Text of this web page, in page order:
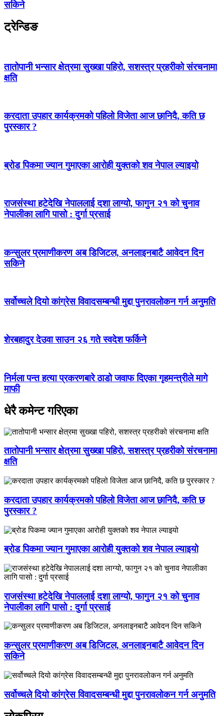
सकिने
ट्रेन्डिङ
तातोपानी भन्सार क्षेत्रमा सुख्खा पहिरो, सशस्त्र प्रहरीको संरचनामा
क्षति
करदाता उपहार कार्यक्रमको पहिलो विजेता आज छानिदै, कति छ
पुरस्कार ?
ब्रोड पिकमा ज्यान गुमाएका आरोही युक्तको शव नेपाल ल्याइयो
राजसंस्था हटेदेखि नेपाललाई दशा लाग्यो, फागुन २१ को चुनाव
नेपालीका लागि पासो : दुर्गा प्रसाई
कन्सुलर प्रमाणीकरण अब डिजिटल, अनलाइनबाटै आवेदन दिन
सकिने
सर्वोच्चले दियो कांग्रेस विवादसम्बन्धी मुद्दा पुनरावलोकन गर्न अनुमति
शेरबहादुर देउवा साउन २६ गते स्वदेश फर्किने
निर्मला पन्त हत्या प्रकरणबारे ठाडो जवाफ दिएका गृहमन्त्रीले मागे
माफी
धेरै कमेन्ट गरिएका
तातोपानी भन्सार क्षेत्रमा सुख्खा पहिरो, सशस्त्र प्रहरीको संरचनामा
क्षति
करदाता उपहार कार्यक्रमको पहिलो विजेता आज छानिदै, कति छ
पुरस्कार ?
ब्रोड पिकमा ज्यान गुमाएका आरोही युक्तको शव नेपाल ल्याइयो
राजसंस्था हटेदेखि नेपाललाई दशा लाग्यो, फागुन २१ को चुनाव
नेपालीका लागि पासो : दुर्गा प्रसाई
कन्सुलर प्रमाणीकरण अब डिजिटल, अनलाइनबाटै आवेदन दिन
सकिने
सर्वोच्चले दियो कांग्रेस विवादसम्बन्धी मुद्दा पुनरावलोकन गर्न अनुमति